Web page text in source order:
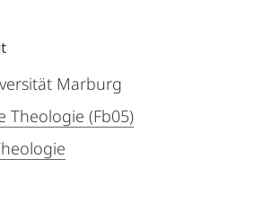
Marburg
Theologie (Fb05)